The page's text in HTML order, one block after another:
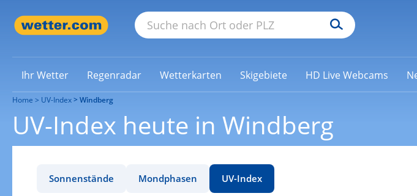
Ihr Wetter Regenradar Wetterkarten Skigebiete HD Live Webcams
Home UV-Index Windberg
UV-Index heute in Windberg
Sonnenstände Mondphasen UV-Index